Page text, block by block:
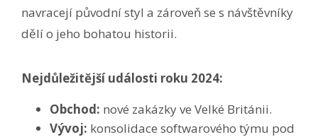
navracejí původní styl a zároveň se s návštěvníky
dělí o jeho bohatou historii.
Nejdůležitější události roku 2024:
Obchod: nové zakázky ve Velké Británii.
Vývoj: konsolidace softwarového týmu pod